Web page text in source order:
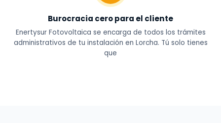
Burocracia cero para el cliente
Enertysur Fotovoltaica se encarga de todos los trámites
administrativos de tu instalación en Lorcha. Tú solo tienes
que